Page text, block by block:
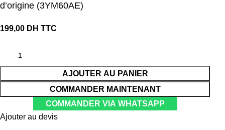
d’origine (3YM60AE)
199,00 DH TTC
AJOUTER AU PANIER
COMMANDER MAINTENANT
COMMANDER VIA WHATSAPP
Ajouter au devis